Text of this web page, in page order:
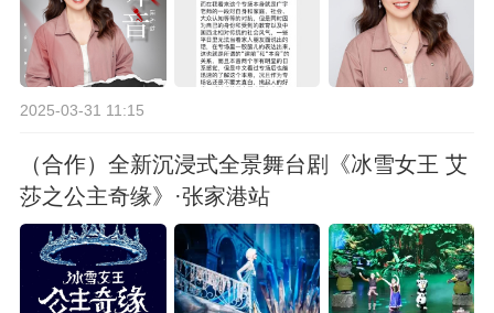
2025-03-31 11:15
（合作）全新沉浸式全景舞台剧《冰雪女王 艾
莎之公主奇缘》·张家港站